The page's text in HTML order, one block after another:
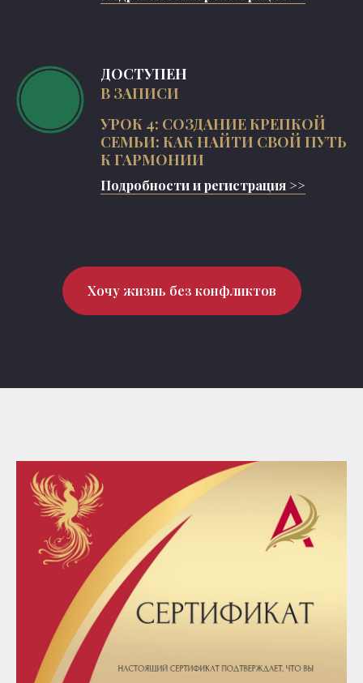
ДОСТУПЕН
В ЗАПИСИ
УРОК 4: СОЗДАНИЕ КРЕПКОЙ
СЕМЬИ: КАК НАЙТИ СВОЙ ПУТЬ
К ГАРМОНИИ
Подробности и регистрация >>
Хочу жизнь без конфликтов